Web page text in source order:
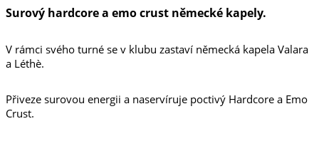
Surový hardcore a emo crust německé kapely.
V rámci svého turné se v klubu zastaví německá kapela Valara
a Léthè.
Přiveze surovou energii a naservíruje poctivý Hardcore a Emo
Crust.